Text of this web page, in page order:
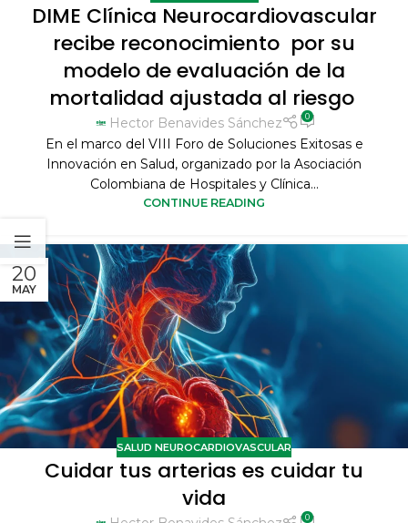
DIME Clínica Neurocardiovascular
recibe reconocimiento por su
modelo de evaluación de la
mortalidad ajustada al riesgo
Hector Benavides Sánchez 0
En el marco del VIII Foro de Soluciones Exitosas e
Innovación en Salud, organizado por la Asociación
Colombiana de Hospitales y Clínica...
CONTINUE READING
20
MAY
SALUD NEUROCARDIOVASCULAR
Cuidar tus arterias es cuidar tu
vida
0